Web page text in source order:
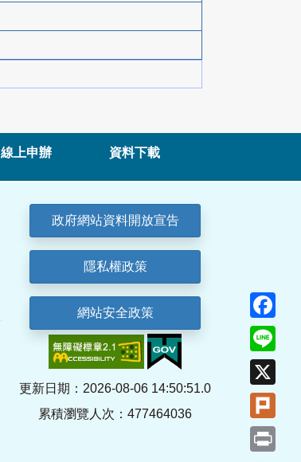
線上申辦 資料下載
政府網站資料開放宣告
隱私權政策
網站安全政策
更新日期：2026-08-06 14:50:51.0
累積瀏覽人次：477464036